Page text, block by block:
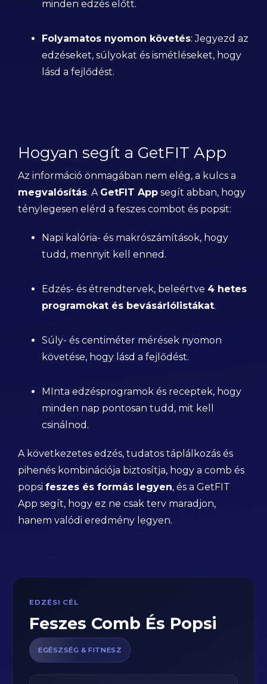
minden edzés előtt.
Folyamatos nyomon követés: Jegyezd az
edzéseket, súlyokat és ismétléseket, hogy
lásd a fejlődést.
Hogyan segít a GetFIT App
Az információ önmagában nem elég, a kulcs a
megvalósítás. A GetFIT App segít abban, hogy
ténylegesen elérd a feszes combot és popsit:
Napi kalória- és makrószámítások, hogy
tudd, mennyit kell enned.
Edzés- és étrendtervek, beleértve 4 hetes
programokat és bevásárlólistákat.
Súly- és centiméter mérések nyomon
követése, hogy lásd a fejlődést.
MInta edzésprogramok és receptek, hogy
minden nap pontosan tudd, mit kell
csinálnod.
A következetes edzés, tudatos táplálkozás és
pihenés kombinációja biztosítja, hogy a comb és
popsi feszes és formás legyen, és a GetFIT
App segít, hogy ez ne csak terv maradjon,
hanem valódi eredmény legyen.
EDZÉSI CÉL
Feszes Comb És Popsi
EGÉSZSÉG & FITNESZ